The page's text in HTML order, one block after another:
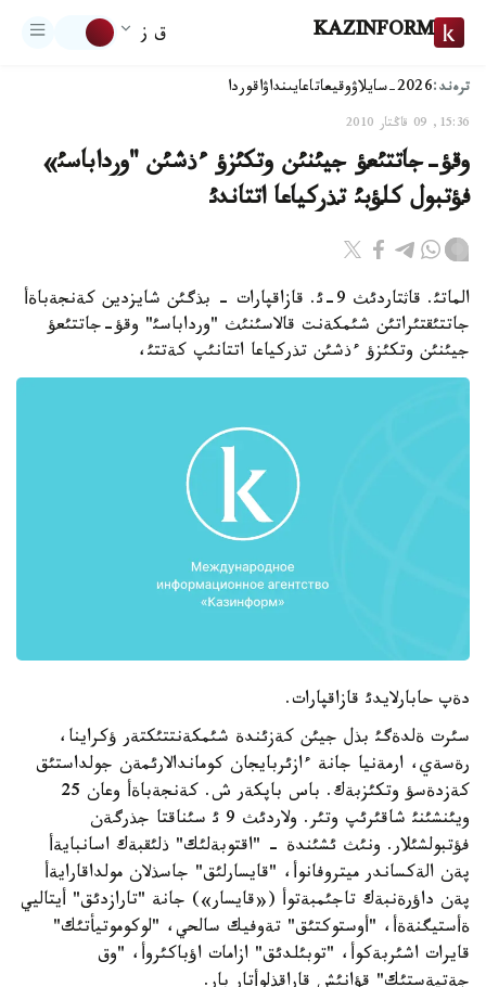
KAZINFORM ق ز
ترەند:2026-سايلاۋ وقيعاتاعايىنداۋاقوردا
15:36, 09 قاڭتار 2010
وقؤ-جاتتئعؤ جيئنئن وتكئزؤ ءذشئن "ورداباسئ»
فؤتبول كلؤبئ تذركياعا اتتاندئ
الماتئ. قاثتاردئث 9-ئ. قازاقپارات - بذگئن شايزدين كةنجةباةأ
جاتتئقتئراتئن شئمكةنت قالاسئنئث "ورداباسئ" وقؤ-جاتتئعؤ
جيئنئن وتكئزؤ ءذشئن تذركياعا اتتانئپ كةتتئ،
دةپ حابارلايدئ قازاقپارات.
سئرت ةلدةگئ بذل جيئن كةزئندة شئمكةنتتئكتةر ؤكراينا،
رةسةي، ارمةنيا جانة ءازئربايجان كوماندالارئمةن جولداستئق
كةزدةسؤ وتكئزبةك. باس باپكةر ش. كةنجةباةأ وعان 25
ويئنشئنئ شاقئرئپ وتئر. ولاردئث 9 ئ سئناقتا جذرگةن
فؤتبولشئلار. ونئث ئشئندة - "اقتوبةلئك" ذلئقبةك اسانبايةأ
پةن الةكساندر ميتروفانوأ، "قايسارلئق" جاسذلان مولداقارايةأ
پةن داؤرةنبةك تاجئمبةتوأ («قايسار») جانة "تارازدئق" أيتاليي
ةأستيگنةةأ، "أوستوكتئق" تةوفيك سالحي، "لوكوموتيأتئك"
قايرات اشئربةكوأ، "توبئلدئق" ازامات اؤباكئروأ، "وق